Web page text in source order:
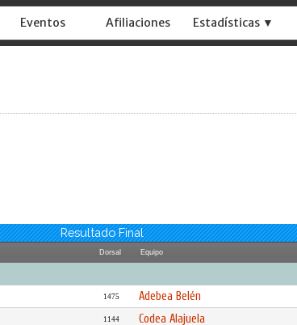
Eventos Afiliaciones Estadísticas ▼
Resultado Final
Dorsal Equipo
1475 Adebea Belén
1144 Codea Alajuela